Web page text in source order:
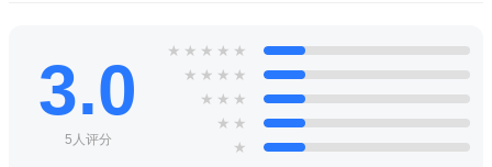
3.0
5人评分
★ ★ ★ ★ ★
★ ★ ★ ★
★ ★ ★
★ ★
★